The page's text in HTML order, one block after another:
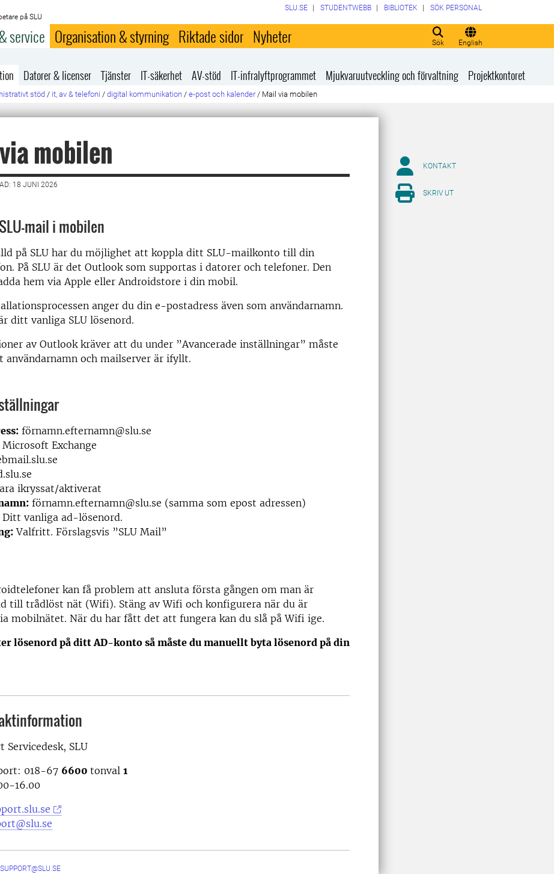
på SLU
Sök English
SLU.SE STUDENTWEBB BIBLIOTEK SÖK PERSONAL
service Organisation & styrning Riktade sidor Nyheter
Datorer & licenser Tjänster IT-säkerhet AV-stöd IT-infralyftprogrammet Mjukvaruutveckling och förvaltning Projektkontoret
stöd / it, av & telefoni / digital kommunikation / e-post och kalender / Mail via mobilen
mobilen
18 JUNI 2026
mail i mobilen
på SLU har du möjlighet att koppla ditt SLU-mailkonto till din
På SLU är det Outlook som supportas i datorer och telefoner. Den
hem via Apple eller Androidstore i din mobil.
anger du din e-postadress även som användarnamn.
ditt vanliga SLU lösenord.
av Outlook kräver att du under ”Avancerade inställningar” måste
användarnamn och mailserver är ifyllt.
förnamn.efternamn@slu.se
Microsoft Exchange
ikryssat/aktiverat
förnamn.efternamn@slu.se (samma som epost adressen)
Ditt vanliga ad-lösenord.
Valfritt. Förslagsvis ”SLU Mail”
kan få problem att ansluta första gången om man är
till trådlöst nät (Wifi). Stäng av Wifi och konfigurera när du är
mobilnätet. När du har fått det att fungera kan du slå på Wifi ige.
lösenord på ditt AD-konto så måste du manuellt byta lösenord på din
Servicedesk, SLU
018-67 6600 tonval 1
16.00
SUPPORT@SLU.SE
KONTAKT
SKRIV UT